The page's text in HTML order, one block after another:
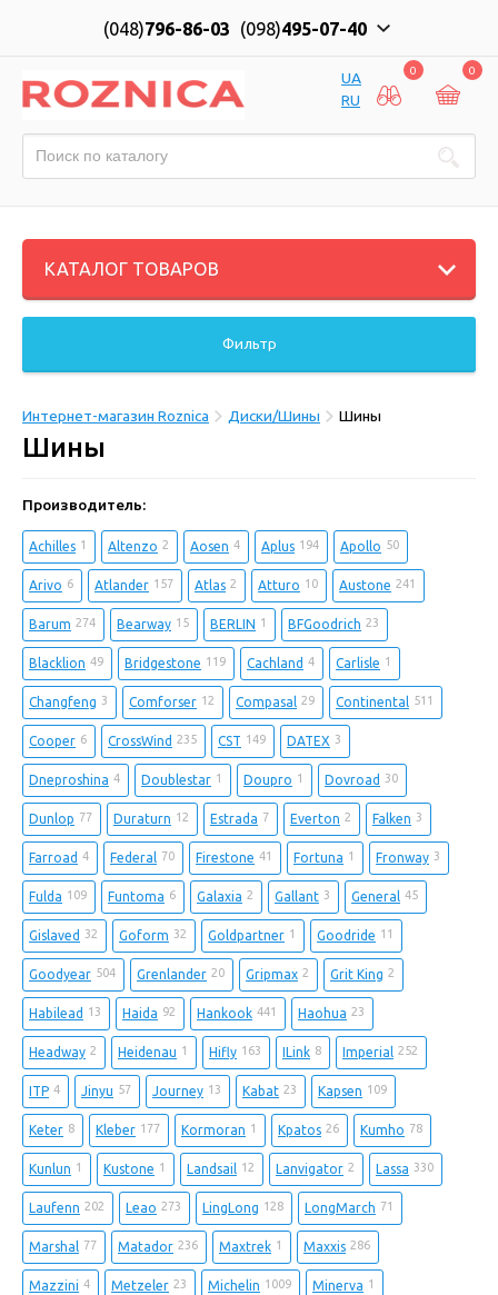
(048)796-86-03 (098)495-07-40
UA
RU
0 0
КАТАЛОГ ТОВАРОВ
Фильтр
Интернет-магазин Roznica Диски/Шины Шины
Шины
Производитель:
Achilles 1 Altenzo 2 Aosen 4 Aplus 194 Apollo 50
Arivo 6 Atlander 157 Atlas 2 Atturo 10 Austone 241
Barum 274 Bearway 15 BERLIN 1 BFGoodrich 23
Blacklion 49 Bridgestone 119 Cachland 4 Carlisle 1
Changfeng 3 Comforser 12 Compasal 29 Continental 511
Cooper 6 CrossWind 235 CST 149 DATEX 3
Dneproshina 4 Doublestar 1 Doupro 1 Dovroad 30
Dunlop 77 Duraturn 12 Estrada 7 Everton 2 Falken 3
Farroad 4 Federal 70 Firestone 41 Fortuna 1 Fronway 3
Fulda 109 Funtoma 6 Galaxia 2 Gallant 3 General 45
Gislaved 32 Goform 32 Goldpartner 1 Goodride 11
Goodyear 504 Grenlander 20 Gripmax 2 Grit King 2
Habilead 13 Haida 92 Hankook 441 Haohua 23
Headway 2 Heidenau 1 Hifly 163 ILink 8 Imperial 252
ITP 4 Jinyu 57 Journey 13 Kabat 23 Kapsen 109
Keter 8 Kleber 177 Kormoran 1 Kpatos 26 Kumho 78
Kunlun 1 Kustone 1 Landsail 12 Lanvigator 2 Lassa 330
Laufenn 202 Leao 273 LingLong 128 LongMarch 71
Marshal 77 Matador 236 Maxtrek 1 Maxxis 286
Mazzini 4 Metzeler 23 Michelin 1009 Minerva 1